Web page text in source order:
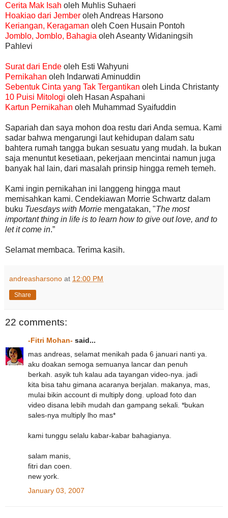
Cerita Mak Isah oleh Muhlis Suhaeri
Hoakiao dari Jember oleh Andreas Harsono
Keriangan, Keragaman oleh Coen Husain Pontoh
Jomblo, Jomblo, Bahagia oleh Aseanty Widaningsih
Pahlevi
Surat dari Ende oleh Esti Wahyuni
Pernikahan oleh Indarwati Aminuddin
Sebentuk Cinta yang Tak Tergantikan oleh Linda Christanty
10 Puisi Mitologi oleh Hasan Aspahani
Kartun Pernikahan oleh Muhammad Syaifuddin
Sapariah dan saya mohon doa restu dari Anda semua. Kami
sadar bahwa mengarungi laut kehidupan dalam satu
bahtera rumah tangga bukan sesuatu yang mudah. Ia bukan
saja menuntut kesetiaan, pekerjaan mencintai namun juga
banyak hal lain, dari masalah prinsip hingga remeh temeh.
Kami ingin pernikahan ini langgeng hingga maut
memisahkan kami. Cendekiawan Morrie Schwartz dalam
buku Tuesdays with Morrie mengatakan, "The most
important thing in life is to learn how to give out love, and to
let it come in.”
Selamat membaca. Terima kasih.
andreasharsono at 12:00 PM
Share
22 comments:
-Fitri Mohan- said...
mas andreas, selamat menikah pada 6 januari nanti ya.
aku doakan semoga semuanya lancar dan penuh
berkah. asyik tuh kalau ada tayangan video-nya. jadi
kita bisa tahu gimana acaranya berjalan. makanya, mas,
mulai bikin account di multiply dong. upload foto dan
video disana lebih mudah dan gampang sekali. *bukan
sales-nya multiply lho mas*
kami tunggu selalu kabar-kabar bahagianya.
salam manis,
fitri dan coen.
new york.
January 03, 2007